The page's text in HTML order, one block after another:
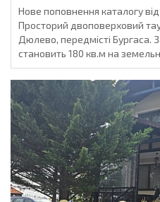
Нове поповнення каталогу
Просторий двоповерховий
Дюлево, передмісті Бургаса.
становить 180 кв.м на